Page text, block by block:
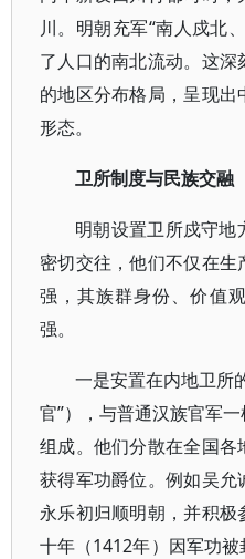
川。明朝充军“南人戍北
了人口的南北流动。这
的地区分布格局，呈现
形态。
卫所制度与民族交融
明朝设置卫所戍守
密切交往，他们不仅在
强，其族群身份、价值
强。
一是安置在内地卫所
官”），与普通汉族官军
组成。他们分散在全国
获得军功爵位。例如吴允
永乐初归顺明朝，并积
十年（1412年）因军功